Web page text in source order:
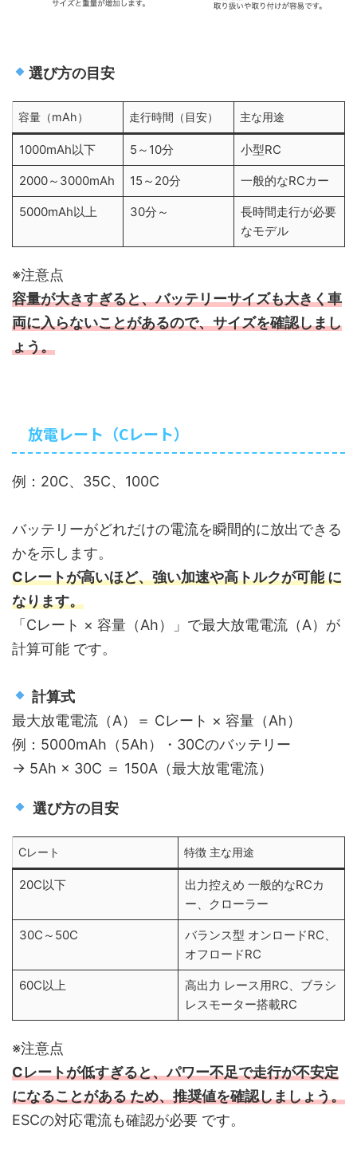
選び方の目安
容量（mAh） 走行時間（目安） 主な用途
1000mAh以下 5～10分 小型RC
2000～3000mAh 15～20分 一般的なRCカー
5000mAh以上 30分～
長時間走行が必要
なモデル
※注意点
容量が大きすぎると、バッテリーサイズも大きく車
両に入らないことがあるので、サイズを確認しまし
ょう。
放電レート（Cレート）
例：20C、35C、100C
バッテリーがどれだけの電流を瞬間的に放出できる
かを示します。
Cレートが高いほど、強い加速や高トルクが可能 に
なります。
「Cレート × 容量（Ah）」で最大放電電流（A）が
計算可能 です。
計算式
最大放電電流（A）＝ Cレート × 容量（Ah）
例：5000mAh（5Ah）・30Cのバッテリー
→ 5Ah × 30C ＝ 150A（最大放電電流）
選び方の目安
Cレート 特徴 主な用途
20C以下
出力控えめ 一般的なRCカ
ー、クローラー
30C～50C
バランス型 オンロードRC、
オフロードRC
60C以上
高出力 レース用RC、ブラシ
レスモーター搭載RC
※注意点
Cレートが低すぎると、パワー不足で走行が不安定
になることがある ため、推奨値を確認しましょう。
ESCの対応電流も確認が必要 です。